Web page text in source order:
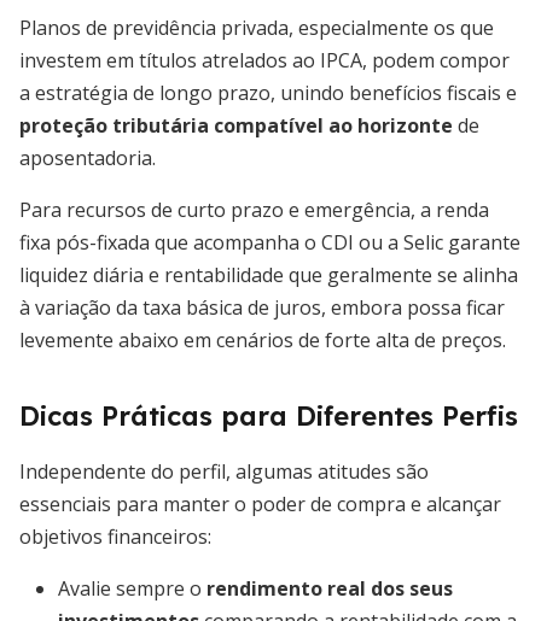
Planos de previdência privada, especialmente os que
investem em títulos atrelados ao IPCA, podem compor
a estratégia de longo prazo, unindo benefícios fiscais e
proteção tributária compatível ao horizonte de
aposentadoria.
Para recursos de curto prazo e emergência, a renda
fixa pós-fixada que acompanha o CDI ou a Selic garante
liquidez diária e rentabilidade que geralmente se alinha
à variação da taxa básica de juros, embora possa ficar
levemente abaixo em cenários de forte alta de preços.
Dicas Práticas para Diferentes Perfis
Independente do perfil, algumas atitudes são
essenciais para manter o poder de compra e alcançar
objetivos financeiros:
Avalie sempre o rendimento real dos seus